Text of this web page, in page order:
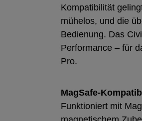
Kompatibilität
mühelos, und die
Bedienung. Das
Performance – für
Pro.
MagSafe-
Funktioniert mit